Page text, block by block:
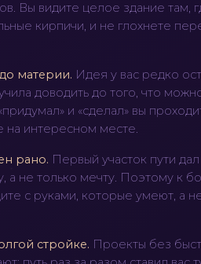
Вы видите целое здание там,
кирпичи, и не глохнете
материи. Идея у вас редко
доводить до того, что
и «сделал» вы
на интересном месте.
рано. Первый участок пути
а не только мечту. Поэтому к
с руками, которые умеют, а
стройке. Проекты без